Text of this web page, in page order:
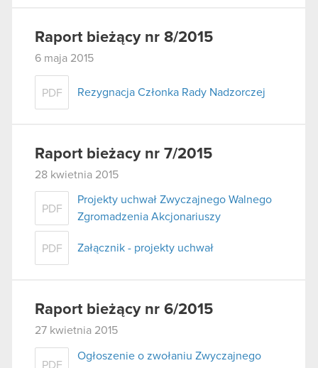
Raport bieżący nr 8/2015
6 maja 2015
PDF Rezygnacja Członka Rady Nadzorczej
Raport bieżacy nr 7/2015
28 kwietnia 2015
PDF
Projekty uchwał Zwyczajnego Walnego
Zgromadzenia Akcjonariuszy
PDF Załącznik - projekty uchwał
Raport bieżący nr 6/2015
27 kwietnia 2015
PDF
Ogłoszenie o zwołaniu Zwyczajnego